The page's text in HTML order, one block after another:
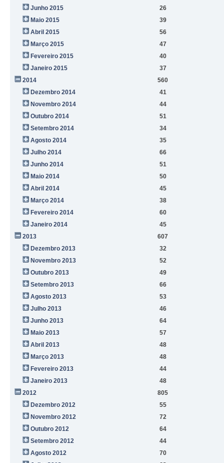
Junho 2015
26
Maio 2015
39
Abril 2015
56
Março 2015
47
Fevereiro 2015
40
Janeiro 2015
37
2014
560
Dezembro 2014
41
Novembro 2014
44
Outubro 2014
51
Setembro 2014
34
Agosto 2014
35
Julho 2014
66
Junho 2014
51
Maio 2014
50
Abril 2014
45
Março 2014
38
Fevereiro 2014
60
Janeiro 2014
45
2013
607
Dezembro 2013
32
Novembro 2013
52
Outubro 2013
49
Setembro 2013
66
Agosto 2013
53
Julho 2013
46
Junho 2013
64
Maio 2013
57
Abril 2013
48
Março 2013
48
Fevereiro 2013
44
Janeiro 2013
48
2012
805
Dezembro 2012
55
Novembro 2012
72
Outubro 2012
64
Setembro 2012
44
Agosto 2012
70